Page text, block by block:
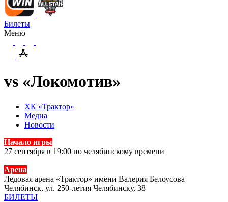
Билеты
Меню
vs «Локомотив»
ХК «Трактор»
Медиа
Новости
Начало игры
27 сентября в 19:00 по челябинскому времени
Арена
Ледовая арена «Трактор» имени Валерия Белоусова
Челябинск, ул. 250-летия Челябинску, 38
БИЛЕТЫ